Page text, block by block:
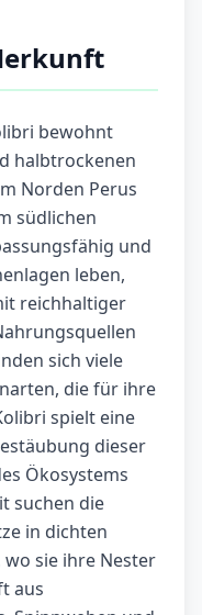
bewohnt
halbtrockenen
Norden Perus
südlichen
und
leben,
reichhaltiger
sich viele
die für ihre
spielt eine
dieser
Ökosystems
suchen die
in dichten
sie ihre Nester
aus